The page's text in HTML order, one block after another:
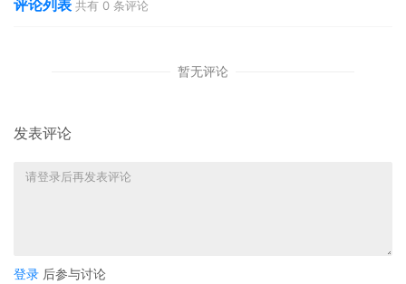
评论列表 共有 0 条评论
暂无评论
发表评论
登录 后参与讨论